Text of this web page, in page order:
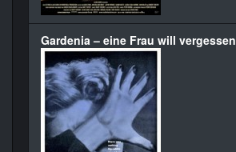
Gardenia – eine Frau will vergessen